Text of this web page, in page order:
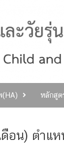
หลักสูต
ดือน) ตำแห